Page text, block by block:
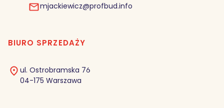
mjackiewicz@profbud.info
BIURO SPRZEDAŻY
ul. Ostrobramska 76
04-175 Warszawa